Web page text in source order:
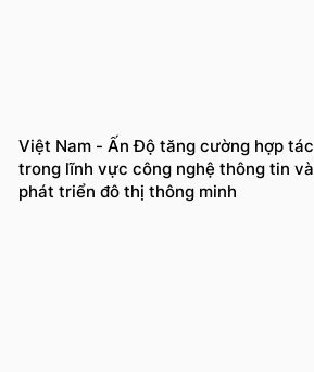
Việt Nam - Ấn Độ tăng cường hợp tác
trong lĩnh vực công nghệ thông tin và
phát triển đô thị thông minh